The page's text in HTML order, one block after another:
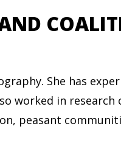
She has
worked in research
peasant